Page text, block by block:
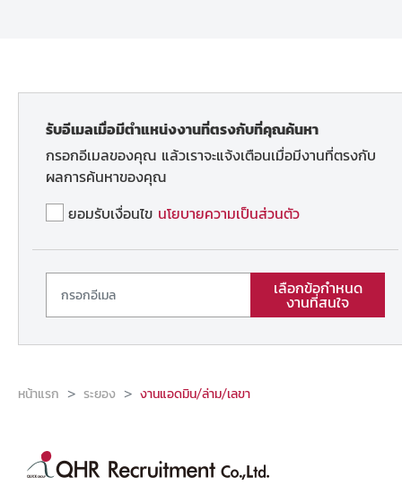
รับอีเมลเมื่อมีตำแหน่งงานที่ตรงกับที่คุณค้นหา
กรอกอีเมลของคุณ แล้วเราจะแจ้งเตือนเมื่อมีงานที่ตรงกับ
ผลการค้นหาของคุณ
ยอมรับเงื่อนไข นโยบายความเป็นส่วนตัว
เลือกข้อกำหนด
งานที่สนใจ
หน้าแรก ระยอง งานแอดมิน/ล่าม/เลขา